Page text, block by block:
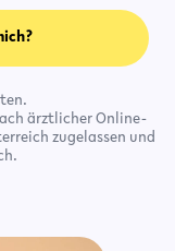
ärztlicher Online-
zugelassen und